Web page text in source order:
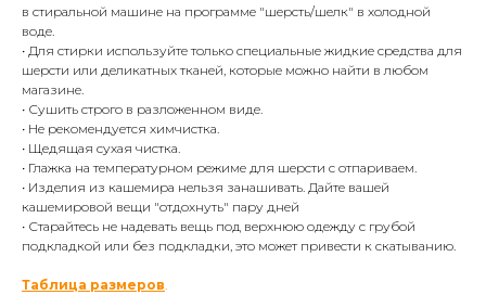
в стиральной машине на программе "шерсть/шелк" в холодной
воде.
• Для стирки используйте только специальные жидкие средства для
шерсти или деликатных тканей, которые можно найти в любом
магазине.
• Сушить строго в разложенном виде.
• Не рекомендуется химчистка.
• Щедящая сухая чистка.
• Глажка на температурном режиме для шерсти с отпариваем.
• Изделия из кашемира нельзя занашивать. Дайте вашей
кашемировой вещи "отдохнуть" пару дней
• Старайтесь не надевать вещь под верхнюю одежду с грубой
подкладкой или без подкладки, это может привести к скатыванию.
Таблица размеров.